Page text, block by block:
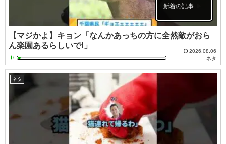
新着の記事
【マジかよ】キョン「なんかあっちの方に全然敵がおら
ん楽園あるらしいで!」
2026.08.06
ネタ
ネタ